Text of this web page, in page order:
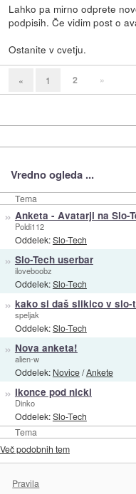
Lahko pa mirno odprete
podpisih. Če vidim post o
Ostanite v cvetju.
« 1 2 »
Vredno ogleda ...
Tema
Tema
» Anketa - Avatarji na Slo-
Poldi112
Oddelek:Slo-Tech
» Slo-Tech userbar
iloveboobz
Oddelek:Slo-Tech
» kako si daš slikico v slo-
speljak
Oddelek:Slo-Tech
» Nova anketa!
alien-w
Oddelek: Novice/Ankete
» Ikonce pod nicki
Dinko
Oddelek:Slo-Tech
Več podobnih tem
Pravila